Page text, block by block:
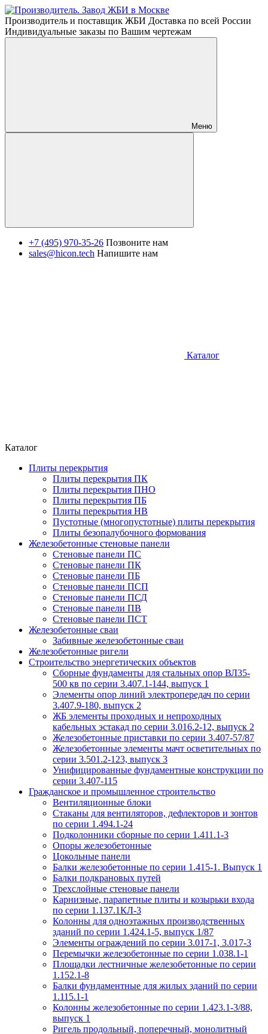
Производитель и поставщик ЖБИ Доставка по всей России
Индивидуальные заказы по Вашим чертежам
Меню
+7 (495) 970-35-26 Позвоните нам
sales@hicon.tech Напишите нам
Каталог
Каталог
Плиты перекрытия
Плиты перекрытия ПК
Плиты перекрытия ПНО
Плиты перекрытия ПБ
Плиты перекрытия НВ
Пустотные (многопустотные) плиты перекрытия
Плиты безопалубочного формования
Железобетонные стеновые панели
Стеновые панели ПС
Стеновые панели ПК
Стеновые панели ПБ
Стеновые панели ПСП
Стеновые панели ПСД
Стеновые панели ПВ
Стеновые панели ПСТ
Железобетонные сваи
Забивные железобетонные сваи
Железобетонные ригели
Строительство энергетических объектов
Сборные фундаменты для стальных опор ВЛ35-
500 кв по серии 3.407.1-144, выпуск 1
Элементы опор линий электропередач по серии
3.407.9-180, выпуск 2
ЖБ элементы проходных и непроходных
кабельных эстакад по серии 3.016.2-12, выпуск 2
Железобетонные приставки по серии 3.407-57/87
Железобетонные элементы мачт осветительных по
серии 3.501.2-123, выпуск 3
Унифицированные фундаментные конструкции по
серии 3.407-115
Гражданское и промышленное строительство
Вентиляционные блоки
Стаканы для вентиляторов, дефлекторов и зонтов
по серии 1.494.1-24
Подколонники сборные по серии 1.411.1-3
Опоры железобетонные
Цокольные панели
Балки железобетонные по серии 1.415-1. Выпуск 1
Балки подкрановых путей
Трехслойные стеновые панели
Карнизные, парапетные плиты и козырьки входа
по серии 1.137.1КЛ-3
Колонны для одноэтажных производственных
зданий по серии 1.424.1-5, выпуск 1/87
Элементы ограждений по серии 3.017-1, 3.017-3
Перемычки железобетонные по серии 1.038.1-1
Площадки лестничные железобетонные по серии
1.152.1-8
Балки фундаментные для жилых зданий по серии
1.115.1-1
Колонны железобетонные по серии 1.423.1-3/88,
выпуск 1
Ригель продольный, поперечный, монолитный